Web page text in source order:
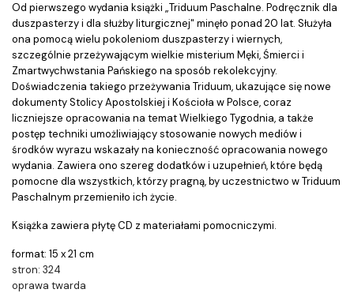
Od pierwszego wydania książki „Triduum Paschalne. Podręcznik dla
duszpasterzy i dla służby liturgicznej" minęło ponad 20 lat. Służyła
ona pomocą wielu pokoleniom duszpasterzy i wiernych,
szczególnie przeżywającym wielkie misterium Męki, Śmierci i
Zmartwychwstania Pańskiego na sposób rekolekcyjny.
Doświadczenia takiego przeżywania Triduum, ukazujące się nowe
dokumenty Stolicy Apostolskiej i Kościoła w Polsce, coraz
liczniejsze opracowania na temat Wielkiego Tygodnia, a także
postęp techniki umożliwiający stosowanie nowych mediów i
środków wyrazu wskazały na konieczność opracowania nowego
wydania. Zawiera ono szereg dodatków i uzupełnień, które będą
pomocne dla wszystkich, którzy pragną, by uczestnictwo w Triduum
Paschalnym przemieniło ich życie.
Książka zawiera płytę CD z materiałami pomocniczymi.
format: 15 x 21 cm
stron: 324
oprawa twarda